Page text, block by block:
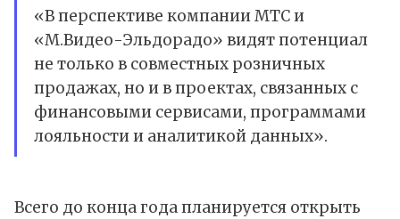
«В перспективе компании МТС и
«М.Видео-Эльдорадо» видят потенциал
не только в совместных розничных
продажах, но и в проектах, связанных с
финансовыми сервисами, программами
лояльности и аналитикой данных».
Всего до конца года планируется открыть